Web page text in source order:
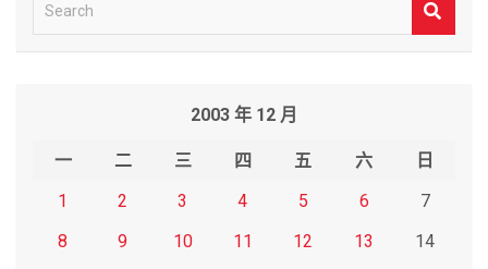
e
2003 年 12 月
一 二 三 四 五 六
日
1
2 3 4 5 6
7
8
9 10 11 12 13
14